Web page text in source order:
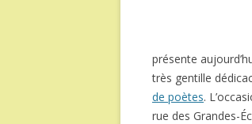
présente
très gentille
de poètes.
rue des Grandes-